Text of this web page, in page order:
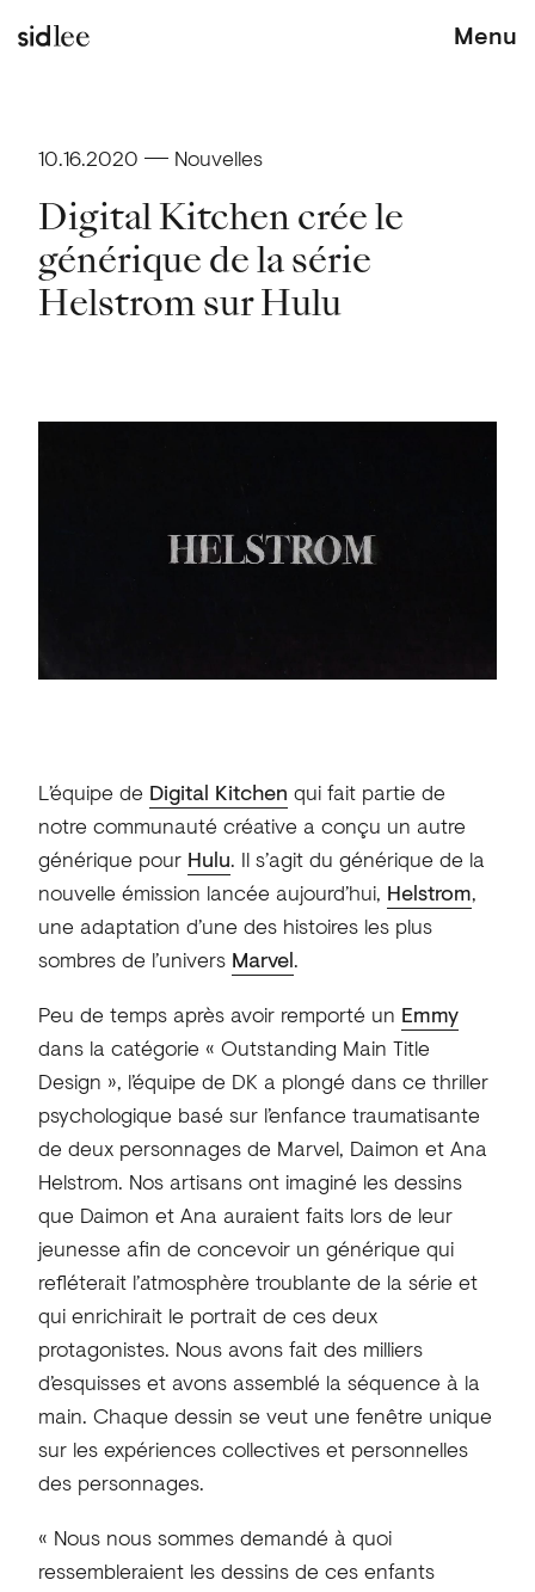
Menu
10.16.2020 Nouvelles
Digital Kitchen crée le
générique de la série
Helstrom sur Hulu
L’équipe de Digital Kitchen qui fait partie de
notre communauté créative a conçu un autre
générique pour Hulu. Il s’agit du générique de la
nouvelle émission lancée aujourd’hui, Helstrom,
une adaptation d’une des histoires les plus
sombres de l’univers Marvel.
Peu de temps après avoir remporté un Emmy
dans la catégorie « Outstanding Main Title
Design », l’équipe de DK a plongé dans ce thriller
psychologique basé sur l’enfance traumatisante
de deux personnages de Marvel, Daimon et Ana
Helstrom. Nos artisans ont imaginé les dessins
que Daimon et Ana auraient faits lors de leur
jeunesse afin de concevoir un générique qui
refléterait l’atmosphère troublante de la série et
qui enrichirait le portrait de ces deux
protagonistes. Nous avons fait des milliers
d’esquisses et avons assemblé la séquence à la
main. Chaque dessin se veut une fenêtre unique
sur les expériences collectives et personnelles
des personnages.
« Nous nous sommes demandé à quoi
ressembleraient les dessins de ces enfants